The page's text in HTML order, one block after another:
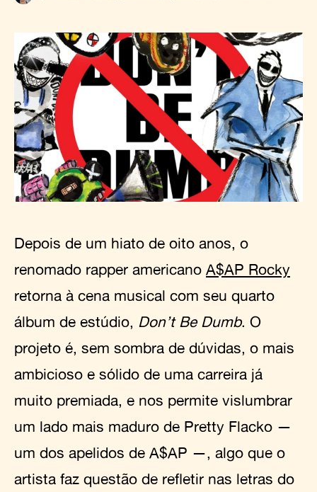
Depois de um hiato de oito anos, o
renomado rapper americano A$AP Rocky
retorna à cena musical com seu quarto
álbum de estúdio, Don’t Be Dumb. O
projeto é, sem sombra de dúvidas, o mais
ambicioso e sólido de uma carreira já
muito premiada, e nos permite vislumbrar
um lado mais maduro de Pretty Flacko —
um dos apelidos de A$AP —, algo que o
artista faz questão de refletir nas letras do